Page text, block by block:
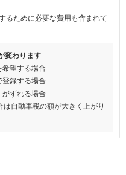
るために必要な費用も含まれて
変わります
望する場合
録する場合
ずれる場合
は自動車税の額が大きく上がり